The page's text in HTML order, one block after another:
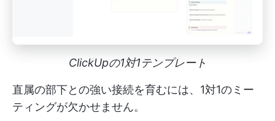
ClickUpの1対1テンプレート
直属の部下との強い接続を育むには、1対1のミー
ティングが欠かせません。